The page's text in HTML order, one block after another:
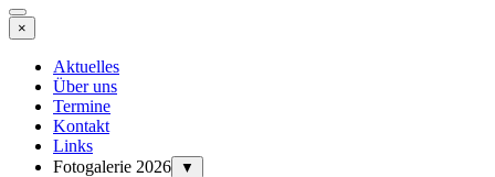
×
Aktuelles
Über uns
Termine
Kontakt
Links
Fotogalerie 2026
▼